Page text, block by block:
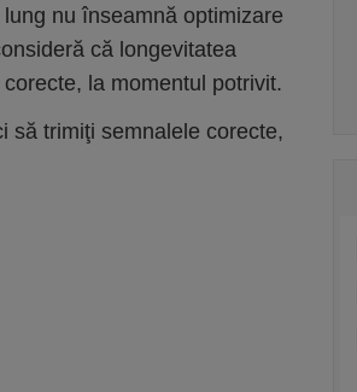
nu înseamnă optimizare
că longevitatea
la momentul potrivit.
să trimiţi semnalele corecte,